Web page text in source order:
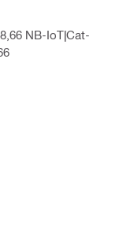
NB-IoT|Cat-